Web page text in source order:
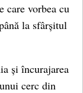
care vorbea cu
la sfârșitul
și încurajarea
cerc din